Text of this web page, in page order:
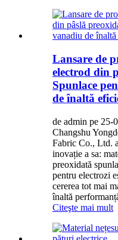
Lansare de
electrod din
Spunlace
de înaltă
de admin pe 25-
Changshu
Fabric Co., Ltd.
inovație a sa:
preoxidată
pentru electrozi
cererea tot mai
înaltă
Citeşte mai mult